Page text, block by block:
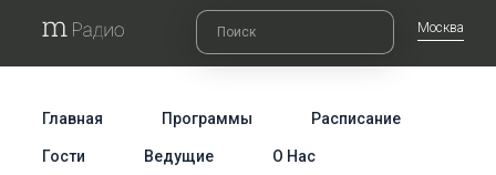
Москва
Главная Программы Расписание
Гости Ведущие О Нас